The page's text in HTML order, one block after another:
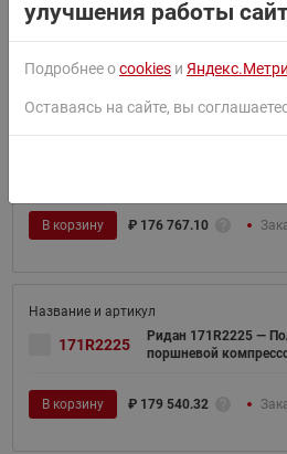
В корзину ₽ 1 009 554.83
Ридан 171R2224 —
В корзину ₽ 176 767.10
171R2225
Ридан 171R2225 —
поршневой
В корзину ₽ 179 540.32
улучшения работы
Подробнее оcookies и
Оставаясь на сайте, вы